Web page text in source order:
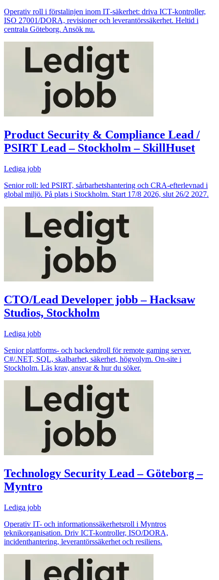
Operativ roll i förstalinjen inom IT‑säkerhet: driva ICT‑kontroller,
ISO 27001/DORA, revisioner och leverantörssäkerhet. Heltid i
centrala Göteborg. Ansök nu.
Product Security & Compliance Lead /
PSIRT Lead – Stockholm – SkillHuset
Lediga jobb
Senior roll: led PSIRT, sårbarhetshantering och CRA-efterlevnad i
global miljö. På plats i Stockholm. Start 17/8 2026, slut 26/2 2027.
CTO/Lead Developer jobb – Hacksaw
Studios, Stockholm
Lediga jobb
Senior plattforms- och backendroll för remote gaming server.
C#/.NET, SQL, skalbarhet, säkerhet, högvolym. On-site i
Stockholm. Läs krav, ansvar & hur du söker.
Technology Security Lead – Göteborg –
Myntro
Lediga jobb
Operativ IT- och informationssäkerhetsroll i Myntros
teknikorganisation. Driv ICT-kontroller, ISO/DORA,
incidenthantering, leverantörssäkerhet och resiliens.